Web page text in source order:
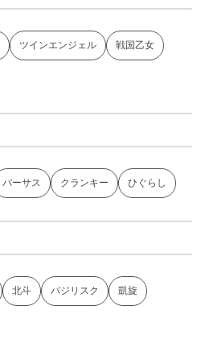
ツインエンジェル 戦国乙女
バーサス クランキー ひぐらし
北斗 バジリスク 凱旋